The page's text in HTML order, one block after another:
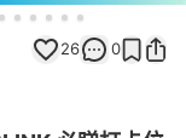
26 0